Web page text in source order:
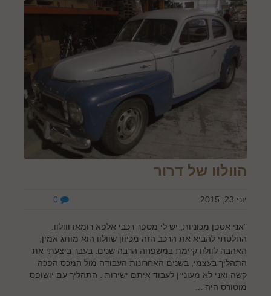
הוולוו של דרור
יוני 23, 2015
"אני אספן מכוניות, יש לי מספר רכבי אלפא רומאו ווולוו.
החלטתי להביא את הרכב הזה מכיוון שוולוו הוא מותג אמין,
האהבה לוולוו קיימת במשפחה הרבה שנים. בעבר ביצעתי את
התהליך בעצמי, בשנים האחרונות העבודה מול המכס הפכה
קשה ואני לא מעוניין לעבוד איתם ישירות . התהליך עם יושופס
מוטורס היה ...